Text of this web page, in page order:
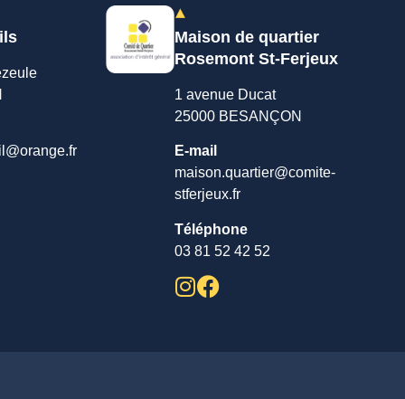
Maison de quartier
Rosemont St-Ferjeux
1 avenue Ducat
25000 BESANÇON
E-mail
maison.quartier@comite-
stferjeux.fr
Téléphone
03 81 52 42 52